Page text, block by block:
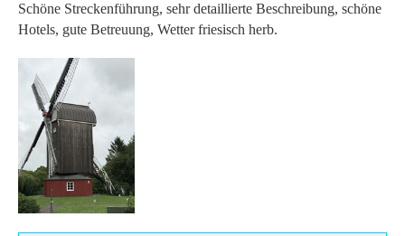
Schöne Streckenführung, sehr detaillierte Beschreibung, schöne
Hotels, gute Betreuung, Wetter friesisch herb.